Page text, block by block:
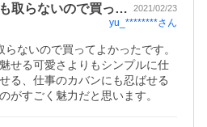
取らないので買っ… 2021/02/23
yu_********さん
ないので買ってよかったです。
せる可愛さよりもシンプルに仕
る、仕事のカバンにも忍ばせる
がすごく魅力だと思います。